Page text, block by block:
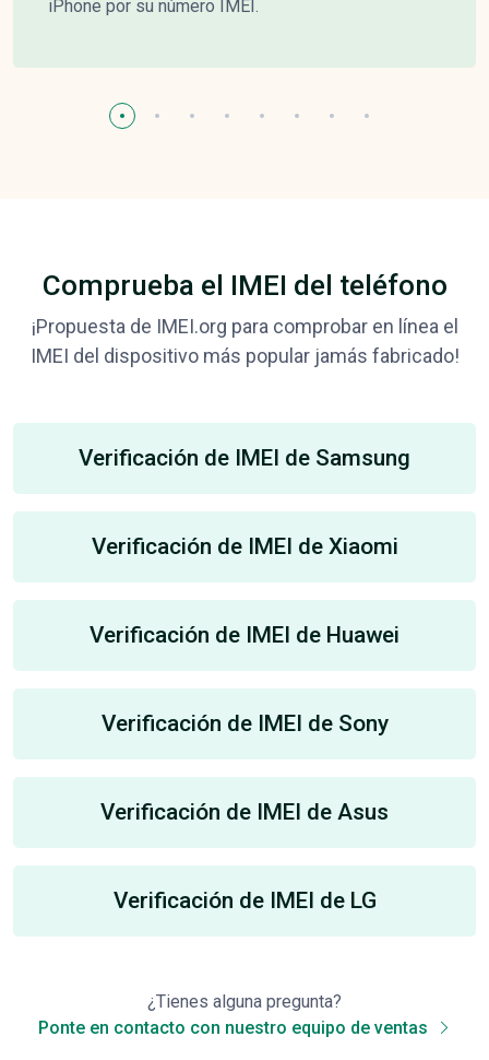
iPhone por su número IMEI.
Comprueba el IMEI del teléfono
¡Propuesta de IMEI.org para comprobar en línea el
IMEI del dispositivo más popular jamás fabricado!
Verificación de IMEI de Samsung
Verificación de IMEI de Xiaomi
Verificación de IMEI de Huawei
Verificación de IMEI de Sony
Verificación de IMEI de Asus
Verificación de IMEI de LG
¿Tienes alguna pregunta?
Ponte en contacto con nuestro equipo de ventas